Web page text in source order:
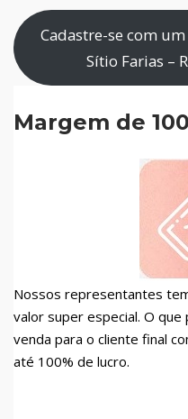
Cadastre-se com
Sítio Farias –
Margem de
Nossos representantes
valor super especial. O
venda para o cliente final
até 100% de lucro.